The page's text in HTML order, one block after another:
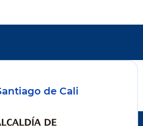
de Cali